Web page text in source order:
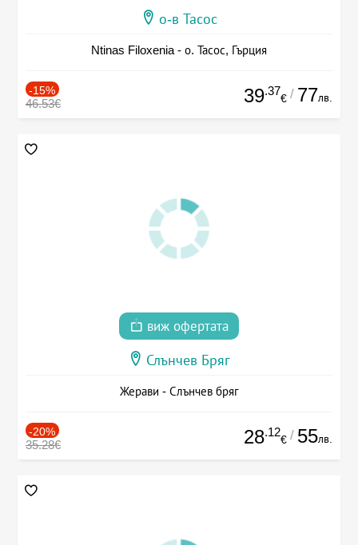
о-в Тасос
Ntinas Filoxenia - о. Тасос, Гърция
-15%
46.53€ 39.37
€ / 77лв.
виж офертата
Слънчев Бряг
Жерави - Слънчев бряг
-20%
35.28€ 28.12
€ / 55лв.